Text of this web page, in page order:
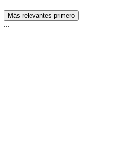
Más relevantes primero
...